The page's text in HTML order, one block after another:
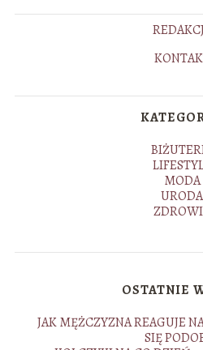
MODA
URODA
OSTATNIE
JAK MĘŻCZYZNA REAGUJE
SIĘ